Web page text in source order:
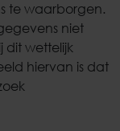
te waarborgen.
niet
dit wettelijk
hiervan is dat